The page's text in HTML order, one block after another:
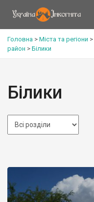
Головна > Міста та регіони >
район > Білики
Білики